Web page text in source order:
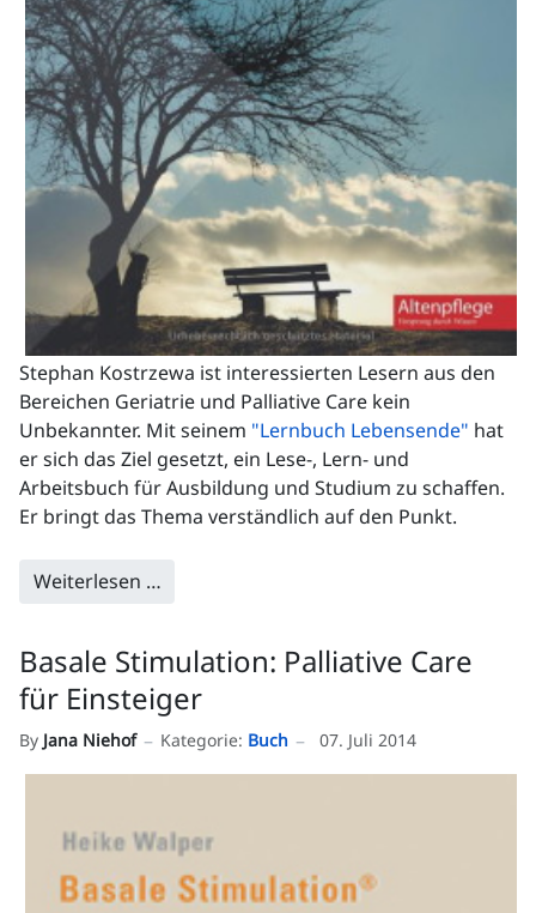
Stephan Kostrzewa ist interessierten Lesern aus den
Bereichen Geriatrie und Palliative Care kein
Unbekannter. Mit seinem "Lernbuch Lebensende" hat
er sich das Ziel gesetzt, ein Lese-, Lern- und
Arbeitsbuch für Ausbildung und Studium zu schaffen.
Er bringt das Thema verständlich auf den Punkt.
Weiterlesen …
Basale Stimulation: Palliative Care
für Einsteiger
By Jana Niehof Kategorie: Buch 07. Juli 2014